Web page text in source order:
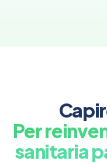
Per
sanitaria